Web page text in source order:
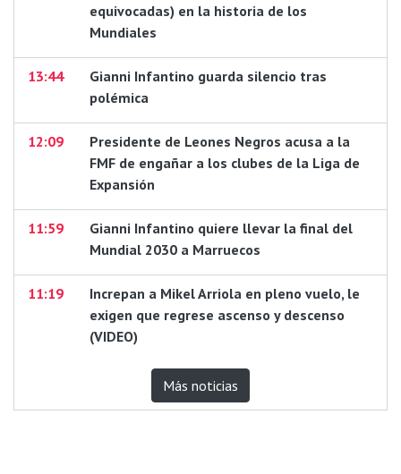
equivocadas) en la historia de los
Mundiales
13:44
Gianni Infantino guarda silencio tras
polémica
12:09
Presidente de Leones Negros acusa a la
FMF de engañar a los clubes de la Liga de
Expansión
11:59
Gianni Infantino quiere llevar la final del
Mundial 2030 a Marruecos
11:19
Increpan a Mikel Arriola en pleno vuelo, le
exigen que regrese ascenso y descenso
(VIDEO)
Más noticias